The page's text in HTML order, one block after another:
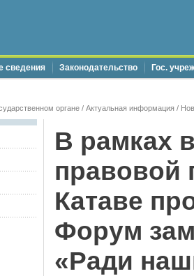
сведения Законодательство Гос.
органе / Актуальная информация /
В рамках
правовой
Катаве
Форум
«Ради